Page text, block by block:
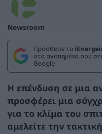
Newsroom
Πρόσθεσε το
στα αγαπημένα σου
Google
Η επένδυση σε μια
προσφέρει μια
για το κλίμα του
αμελείτε την